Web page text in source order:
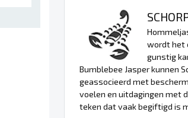
wordt het
gunstig
Bumblebee Jasper kunnen
geassocieerd met
voelen en uitdagingen met
teken dat vaak begiftigd is